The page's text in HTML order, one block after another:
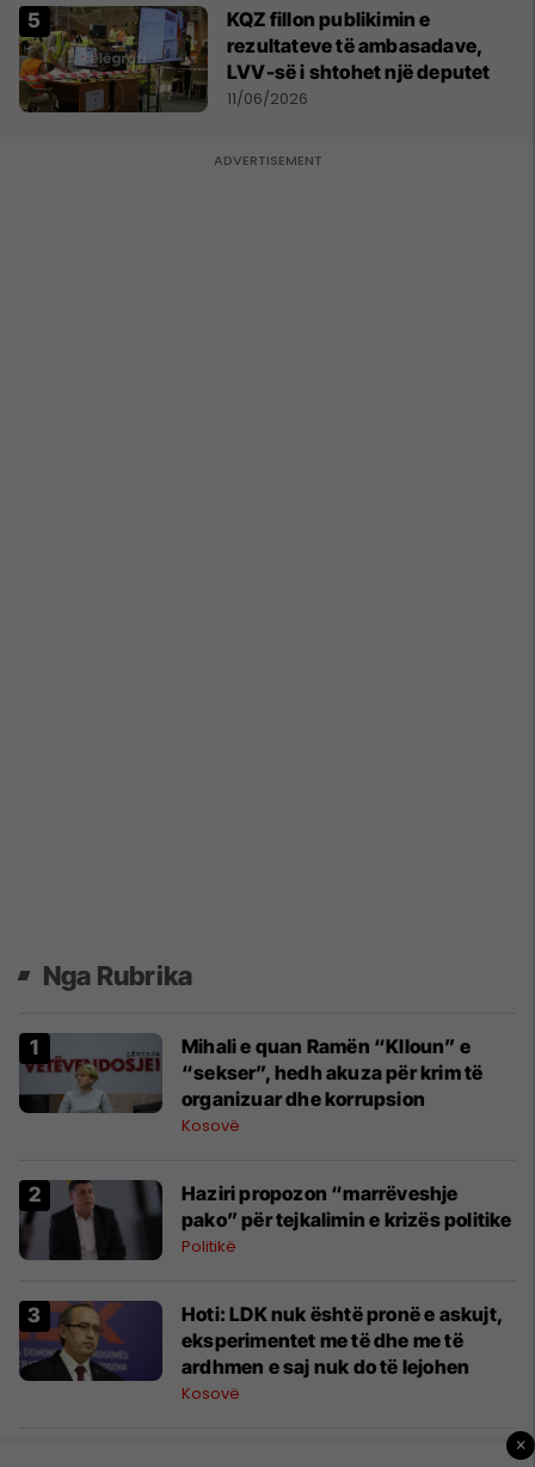
KQZ fillon publikimin e
rezultateve të ambasadave,
LVV-së i shtohet një deputet
11/06/2026
Nga Rubrika
Mihali e quan Ramën “Klloun” e
“sekser”, hedh akuza për krim të
organizuar dhe korrupsion
Kosovë
Haziri propozon “marrëveshje
pako” për tejkalimin e krizës politike
Politikë
Hoti: LDK nuk është pronë e askujt,
eksperimentet me të dhe me të
ardhmen e saj nuk do të lejohen
Kosovë
×